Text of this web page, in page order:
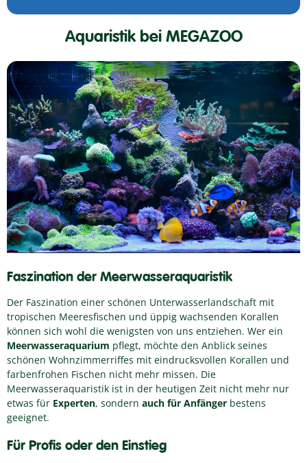
Aquaristik bei MEGAZOO
Faszination der Meerwasseraquaristik
Der Faszination einer schönen Unterwasserlandschaft mit
tropischen Meeresfischen und üppig wachsenden Korallen
können sich wohl die wenigsten von uns entziehen. Wer ein
Meerwasseraquarium pflegt, möchte den Anblick seines
schönen Wohnzimmerriffes mit eindrucksvollen Korallen und
farbenfrohen Fischen nicht mehr missen. Die
Meerwasseraquaristik ist in der heutigen Zeit nicht mehr nur
etwas für Experten, sondern auch für Anfänger bestens
geeignet.
Für Profis oder den Einstieg